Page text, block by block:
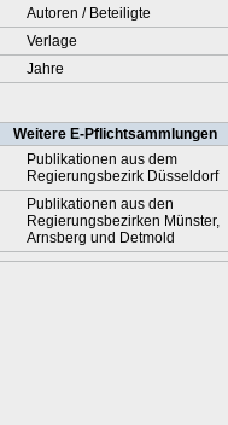
Autoren / Beteiligte
Verlage
Jahre
Weitere E-Pflichtsammlungen
Publikationen aus dem
Regierungsbezirk Düsseldorf
Publikationen aus den
Regierungsbezirken Münster,
Arnsberg und Detmold